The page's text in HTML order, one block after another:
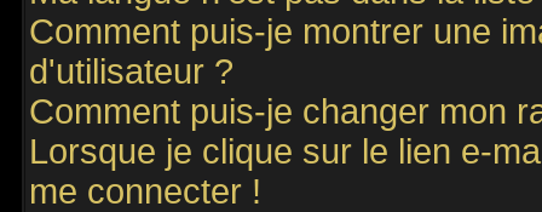
Comment puis-je montrer une
d'utilisateur ?
Comment puis-je changer mon
Lorsque je clique sur le lien e-
me connecter !